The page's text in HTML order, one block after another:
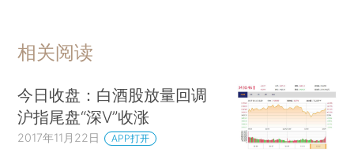
相关阅读
今日收盘：白酒股放量回调
沪指尾盘“深V”收涨
2017年11月22日 APP打开